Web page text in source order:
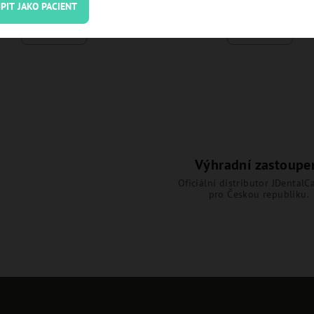
Detail
Výhradní
Oficiální distributor
pro Českou republiku.
JAKO PACIENT